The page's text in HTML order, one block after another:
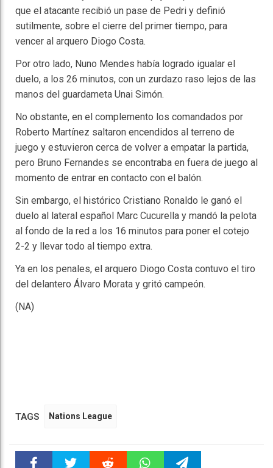
que el atacante recibió un pase de Pedri y definió
sutilmente, sobre el cierre del primer tiempo, para
vencer al arquero Diogo Costa.
Por otro lado, Nuno Mendes había logrado igualar el
duelo, a los 26 minutos, con un zurdazo raso lejos de las
manos del guardameta Unai Simón.
No obstante, en el complemento los comandados por
Roberto Martínez saltaron encendidos al terreno de
juego y estuvieron cerca de volver a empatar la partida,
pero Bruno Fernandes se encontraba en fuera de juego al
momento de entrar en contacto con el balón.
Sin embargo, el histórico Cristiano Ronaldo le ganó el
duelo al lateral español Marc Cucurella y mandó la pelota
al fondo de la red a los 16 minutos para poner el cotejo
2-2 y llevar todo al tiempo extra.
Ya en los penales, el arquero Diogo Costa contuvo el tiro
del delantero Álvaro Morata y gritó campeón.
(NA)
TAGS Nations League